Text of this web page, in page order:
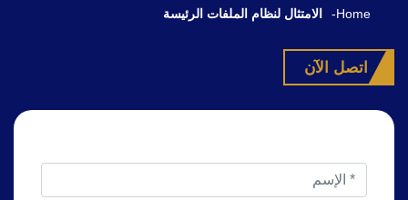
Home
- الامتثال لنظام الملفات الرئيسة
اتصل الآن